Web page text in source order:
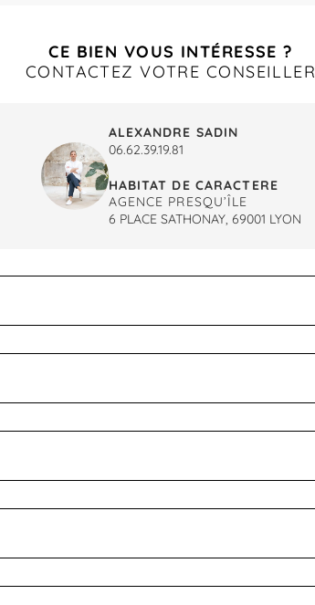
CE BIEN VOUS INTÉRESSE ?
CONTACTEZ VOTRE CONSEILLER
ALEXANDRE SADIN
06.62.39.19.81
HABITAT DE CARACTERE
AGENCE PRESQU’ÎLE
6 PLACE SATHONAY, 69001 LYON